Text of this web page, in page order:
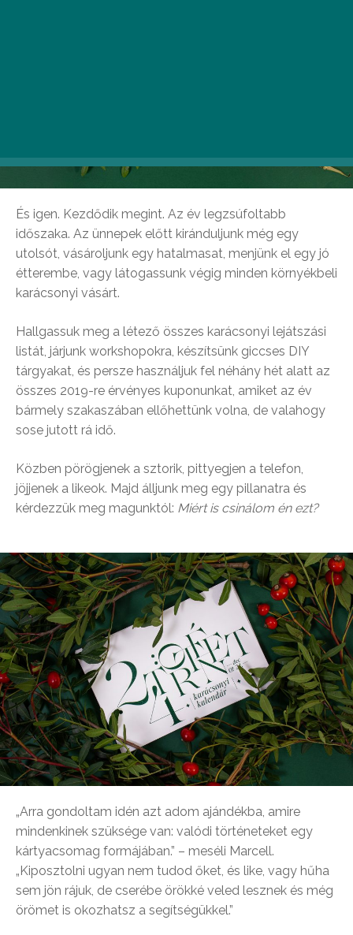
És igen. Kezdődik megint. Az év legzsúfoltabb
időszaka. Az ünnepek előtt kiránduljunk még egy
utolsót, vásároljunk egy hatalmasat, menjünk el egy jó
étterembe, vagy látogassunk végig minden környékbeli
karácsonyi vásárt.
Hallgassuk meg a létező összes karácsonyi lejátszási
listát, járjunk workshopokra, készítsünk giccses DIY
tárgyakat, és persze használjuk fel néhány hét alatt az
összes 2019-re érvényes kuponunkat, amiket az év
bármely szakaszában ellőhettünk volna, de valahogy
sose jutott rá idő.
Közben pörögjenek a sztorik, pittyegjen a telefon,
jöjjenek a likeok. Majd álljunk meg egy pillanatra és
kérdezzük meg magunktól: Miért is csinálom én ezt?
„Arra gondoltam idén azt adom ajándékba, amire
mindenkinek szüksége van: valódi történeteket egy
kártyacsomag formájában.” – meséli Marcell.
„Kiposztolni ugyan nem tudod őket, és like, vagy hűha
sem jön rájuk, de cserébe örökké veled lesznek és még
örömet is okozhatsz a segítségükkel.”